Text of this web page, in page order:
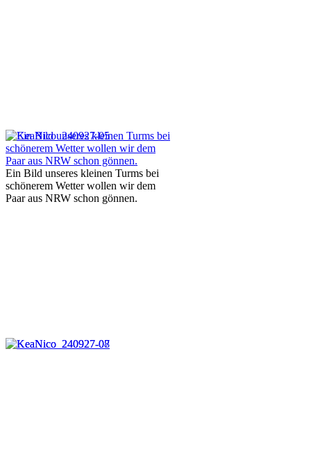
Ein Bild unseres kleinen Turms bei
schönerem Wetter wollen wir dem
Paar aus NRW schon gönnen.